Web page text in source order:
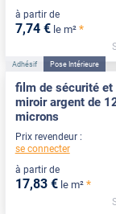
à partir de
7,74 € le m² *
Adhésif Pose Intérieure
film de sécurité et
miroir argent de
microns
Prix revendeur :
se connecter
à partir de
17,83 € le m² *